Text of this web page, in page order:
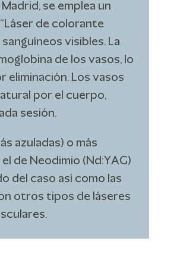
se emplea un
de colorante
visibles. La
de los vasos, lo
eliminación. Los vasos
por el cuerpo,
sesión.
azuladas) o más
de Neodimio (Nd:YAG)
del caso así como las
otros tipos de láseres